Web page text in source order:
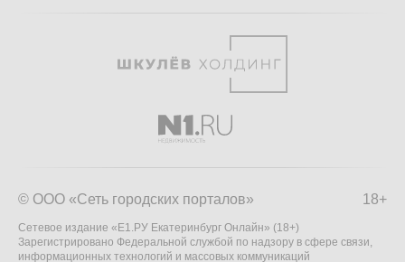
18+
© ООО «Сеть городских порталов»
Сетевое издание «Е1.РУ Екатеринбург Онлайн» (18+)
Зарегистрировано Федеральной службой по надзору в сфере связи,
информационных технологий и массовых коммуникаций